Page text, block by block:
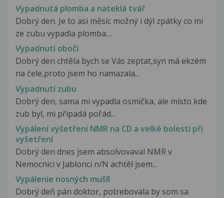
Vypadnutá plomba a nateklá tvář
Dobrý den. Je to asi měsíc možný i dýl zpátky co mi
ze zubu vypadla plomba....
Vypadnutí obočí
Dobrý den chtěla bych se Vás zeptat,syn má ekzém
na čele,proto jsem ho namazala...
Vypadnutí zubu
Dobrý den, sama mi vypadla osmička, ale místo kde
zub byl, mi připadá pořád...
Vypálení vyšetření NMR na CD a velké bolesti při
vyšetření
Dobrý den dnes jsem absolvovaval NMR v
Nemocnici v Jablonci n/N achtěl jsem...
Vypálenie nosných mušľí
Dobrý deň pán doktor, potrebovala by som sa